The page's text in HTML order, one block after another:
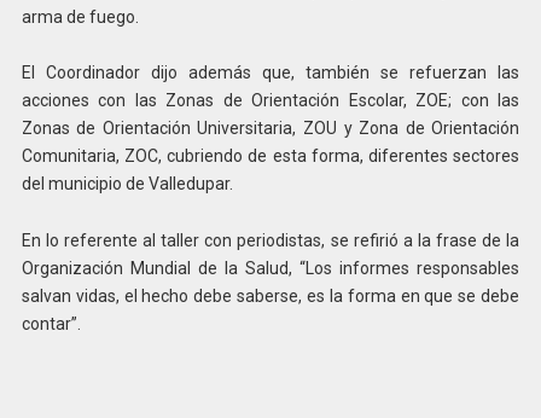
arma de fuego.
El Coordinador dijo además que, también se refuerzan las
acciones con las Zonas de Orientación Escolar, ZOE; con las
Zonas de Orientación Universitaria, ZOU y Zona de Orientación
Comunitaria, ZOC, cubriendo de esta forma, diferentes sectores
del municipio de Valledupar.
En lo referente al taller con periodistas, se refirió a la frase de la
Organización Mundial de la Salud, “Los informes responsables
salvan vidas, el hecho debe saberse, es la forma en que se debe
contar”.